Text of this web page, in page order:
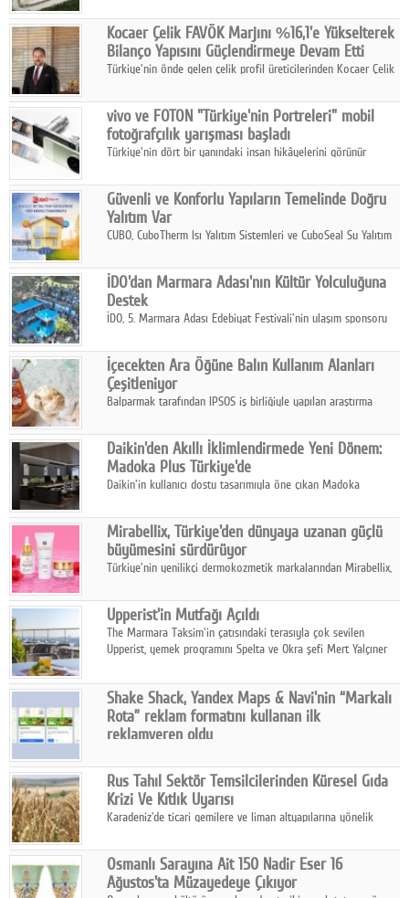
hasılatıyla Türkiye'nin en büyük 83. firması oldu.
Kocaer Çelik FAVÖK Marjını %16,1'e Yükselterek
Bilanço Yapısını Güçlendirmeye Devam Etti
Türkiye'nin önde gelen çelik profil üreticilerinden Kocaer Çelik
Çelik FAVÖK Marjını %16,1'e yükseltti.
vivo ve FOTON "Türkiye'nin Portreleri" mobil
fotoğrafçılık yarışması başladı
Türkiye'nin dört bir yanındaki insan hikâyelerini görünür
insanını, kültürünü ve yaşamını portre fotoğraflarıyla
anlatmaya davet ediyor.
Güvenli ve Konforlu Yapıların Temelinde Doğru
Yalıtım Var
CUBO, CuboTherm Isı Yalıtım Sistemleri ve CuboSeal Su Yalıtım
ve sürdürülebilir çözümler sunuyor.
İDO'dan Marmara Adası'nın Kültür Yolculuğuna
Destek
İDO, 5. Marmara Adası Edebiyat Festivali'nin ulaşım sponsoru
ettiriyor.
İçecekten Ara Öğüne Balın Kullanım Alanları
Çeşitleniyor
Balparmak tarafından IPSOS iş birliğiyle yapılan araştırma
ıhlamur gibi içeceklerde tercih ettiğini ortaya koyuyor.
Daikin'den Akıllı İklimlendirmede Yeni Dönem:
Madoka Plus Türkiye'de
Daikin'in kullanıcı dostu tasarımıyla öne çıkan Madoka
kontrol ünitesi Madoka Plus Türkiye'de satışa sunuldu.
Mirabellix, Türkiye'den dünyaya uzanan güçlü
büyümesini sürdürüyor
Türkiye'nin yenilikçi dermokozmetik markalarından Mirabellix,
ürünleriyle hem yurt içinde hem de uluslararası pazarlarda
büyümesini sürdürüyor.
Upperist'in Mutfağı Açıldı
The Marmara Taksim'in çatısındaki terasıyla çok sevilen
Upperist, yemek programını Spelta ve Okra şefi Mert Yalçıner
Shake Shack, Yandex Maps & Navi'nin “Markalı
Rota” reklam formatını kullanan ilk
reklamveren oldu
artırmak amacıyla Cereyan Medya ve Yandex Ads iş birliğiyle
Yandex Maps & Navi'nin yeni "Markalı Rota" reklam formatını
kullanan ilk marka oldu.
Rus Tahıl Sektör Temsilcilerinden Küresel Gıda
Krizi Ve Kıtlık Uyarısı
Karadeniz'de ticari gemilere ve liman altyapılarına yönelik
geçirdi.
Osmanlı Sarayına Ait 150 Nadir Eser 16
Ağustos'ta Müzayedeye Çıkıyor